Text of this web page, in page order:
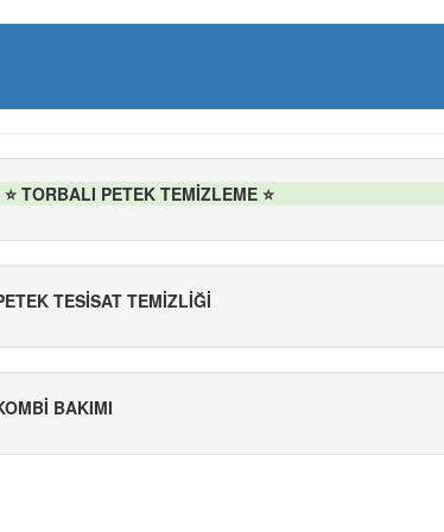
⭐ TORBALI PETEK TEMİZLEME ⭐
TESİSAT TEMİZLİĞİ
BAKIMI